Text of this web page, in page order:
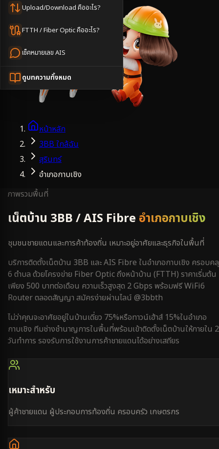
Upload/Download คืออะไร?
FTTH / Fiber Optic คืออะไร?
เช็คหมายเลข AIS
ดูบทความทั้งหมด
หน้าหลัก
3BB ใกล้ฉัน
สุรินทร์
อำเภอกาบเชิง
ภาพรวมพื้นที่
เน็ตบ้าน 3BB / AIS Fibre อำเภอกาบเชิง
ชุมชนชายแดนและการค้าท้องถิ่น เหมาะอยู่อาศัยและธุรกิจในพื้นที่
บริการติดตั้งเน็ตบ้าน 3BB และ AIS Fibre ในอำเภอกาบเชิง ครอบค
6 ตำบล ด้วยโครงข่าย Fiber Optic ถึงหน้าบ้าน (FTTH) ราคาเริ่มต้น
เพียง 500 บาทต่อเดือน ความเร็วสูงสุด 2 Gbps พร้อมฟรี WiFi6
Router ตลอดสัญญา สมัครง่ายผ่านไลน์ @3bbth
ไม่ว่าคุณจะอาศัยอยู่ในบ้านเดี่ยว 75%หรือทาวน์เฮ้าส์ 15%ในอำเภอ
กาบเชิง ทีมช่างชำนาญการในพื้นที่พร้อมเข้าติดตั้งเน็ตบ้านให้ภายใน
วันทำการ รองรับการใช้งานการค้าชายแดนได้อย่างเสถียร
เหมาะสำหรับ
ผู้ค้าชายแดน ผู้ประกอบการท้องถิ่น ครอบครัว เกษตรกร